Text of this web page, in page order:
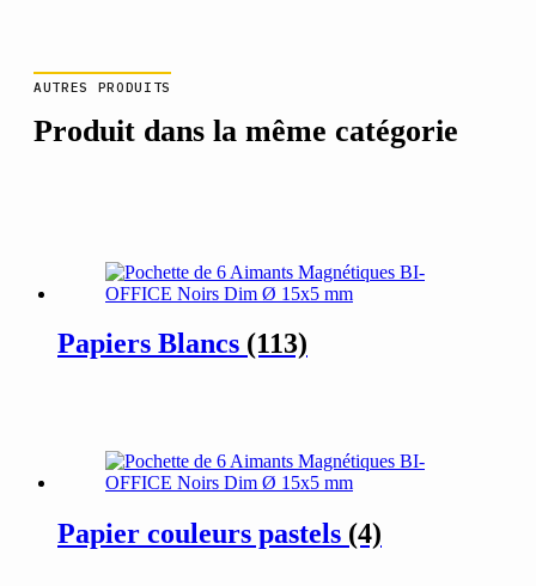
AUTRES PRODUITS
Produit dans la même catégorie
Papiers Blancs (113)
Papier couleurs pastels (4)